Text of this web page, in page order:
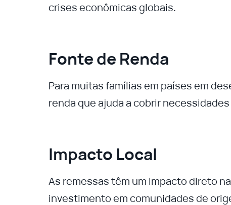
crises econômicas globais.
Fonte de Renda
Para muitas famílias em países em
renda que ajuda a cobrir
Impacto Local
As remessas têm um impacto direto
investimento em comunidades de